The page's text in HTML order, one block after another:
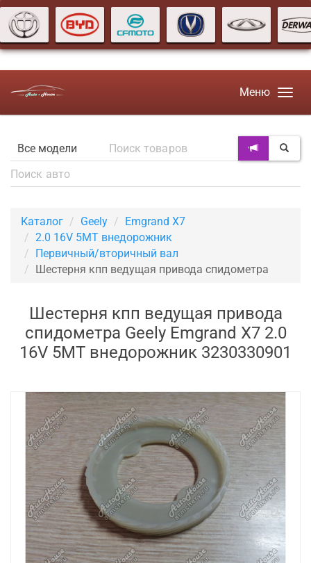
Меню
Каталог Geely
Emgrand X7
2.0 16V 5MT внедорожник
Первичный/вторичный вал
Шестерня кпп ведущая привода спидометра
Шестерня кпп ведущая привода
спидометра Geely Emgrand X7 2.0
16V 5MT внедорожник 3230330901